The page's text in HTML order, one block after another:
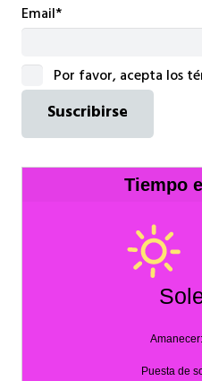
Email*
Por favor, acepta los
Tiempo
Puesta de